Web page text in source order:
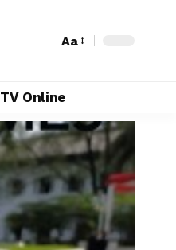
Aa
TV Online